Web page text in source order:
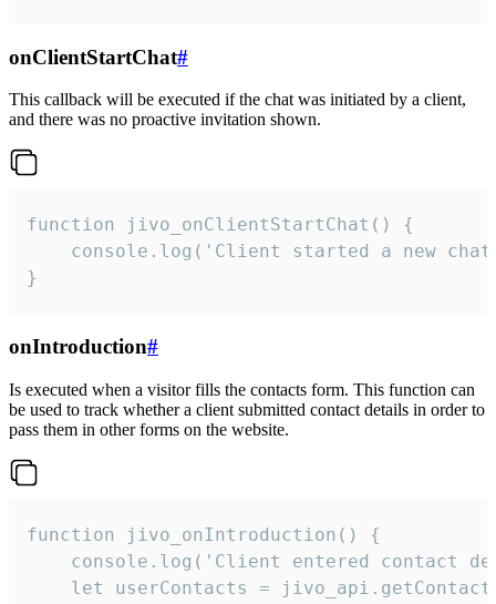
onClientStartChat#
This callback will be executed if the chat was initiated by a client,
and there was no proactive invitation shown.
function jivo_onClientStartChat() {
console.log('Client started a new
}
onIntroduction#
Is executed when a visitor fills the contacts form. This function can
be used to track whether a client submitted contact details in order to
pass them in other forms on the website.
function jivo_onIntroduction() {
console.log('Client entered contact
let userContacts =